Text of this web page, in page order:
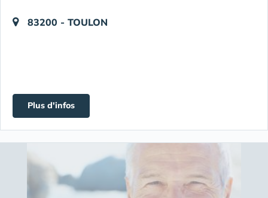
83200 - TOULON
Plus d'infos